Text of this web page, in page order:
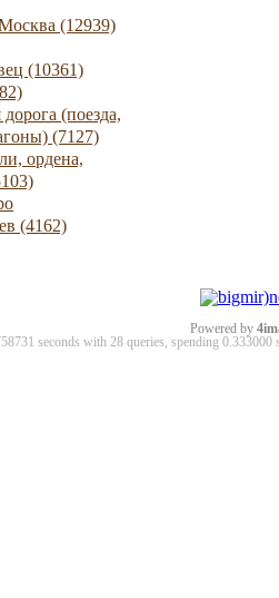
(12939)
(10361)
(поезда,
(7127)
ордена,
(4162)
Powered by
seconds with 28 queries, spending